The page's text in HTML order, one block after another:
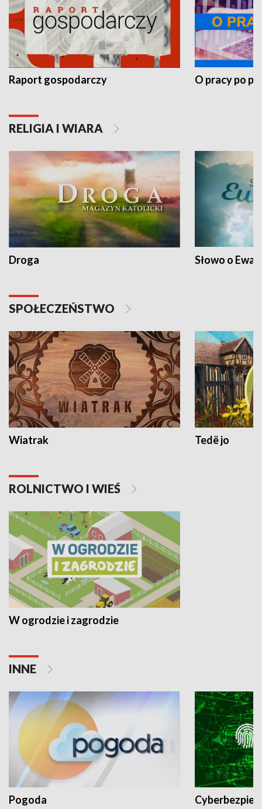
Raport gospodarczy O pracy po
RELIGIA I WIARA
Droga Słowo o
SPOŁECZEŃSTWO
Wiatrak Tedë jo
ROLNICTWO I WIEŚ
W ogrodzie i zagrodzie
INNE
Pogoda